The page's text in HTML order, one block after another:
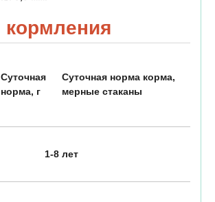
Суточная
норма, г
Суточная норма корма,
мерные стаканы
1-8 лет